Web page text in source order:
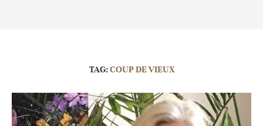
TAG:COUP DE VIEUX